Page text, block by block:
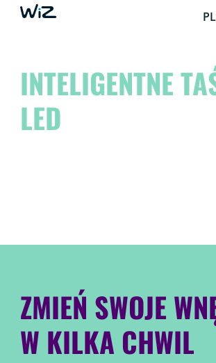
INTELIGENTNE
LED
ZMIEŃ SWOJE
W KILKA CHWIL